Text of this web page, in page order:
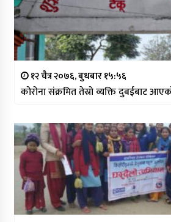
१२ चैत्र २०७६, बुधबार १५:५६
कोरोना संक्रमित तेस्रो व्यक्ति दुबईबाट